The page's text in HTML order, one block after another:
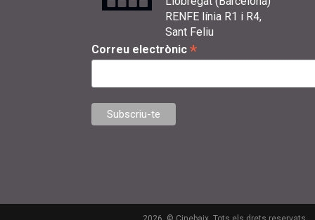
RENFE línia R1 i R4,
Sant Feliu
Correu electrònic *